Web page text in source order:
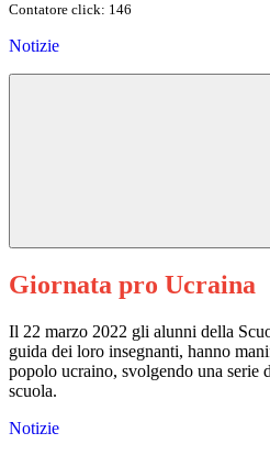
Contatore click: 146
Notizie
Giornata pro Ucraina
Il 22 marzo 2022 gli alunni della
guida dei loro insegnanti, hanno
popolo ucraino, svolgendo una serie
scuola.
Notizie